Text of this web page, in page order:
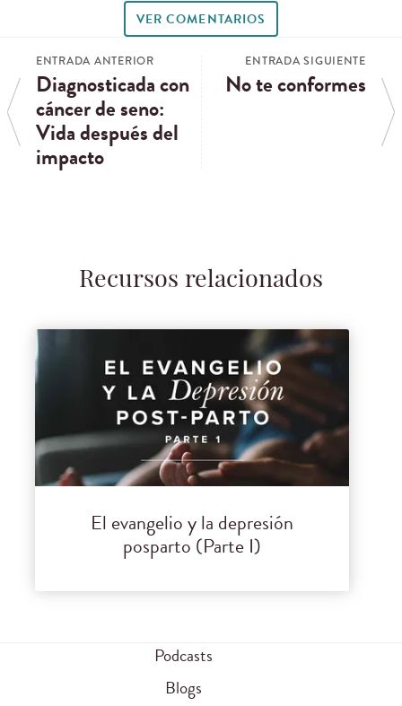
VER COMENTARIOS
ENTRADA ANTERIOR
Diagnosticada con
cáncer de seno:
Vida después del
impacto
ENTRADA SIGUIENTE
No te conformes
Recursos relacionados
El evangelio y la depresión
posparto (Parte I)
Podcasts
Blogs